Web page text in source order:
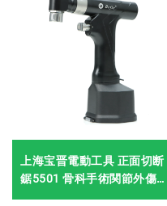
上海宝晋電動工具 正面切断
鋸5501 骨科手術関節外傷用